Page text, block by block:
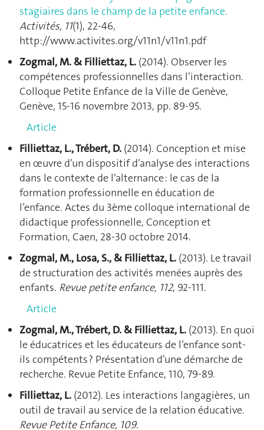
stagiaires dans le champ de la petite enfance.
Activités, 11(1), 22-46,
http://www.activites.org/v11n1/v11n1.pdf
Zogmal, M. & Filliettaz, L. (2014). Observer les
compétences professionnelles dans l’interaction.
Colloque Petite Enfance de la Ville de Genève,
Genève, 15-16 novembre 2013, pp. 89-95.
Article
Filliettaz, L., Trébert, D. (2014). Conception et mise
en œuvre d’un dispositif d’analyse des interactions
dans le contexte de l’alternance : le cas de la
formation professionnelle en éducation de
l’enfance. Actes du 3ème colloque international de
didactique professionnelle, Conception et
Formation, Caen, 28-30 octobre 2014.
Zogmal, M., Losa, S., & Filliettaz, L. (2013). Le travail
de structuration des activités menées auprès des
enfants. Revue petite enfance, 112, 92-111.
Article
Zogmal, M., Trébert, D. & Filliettaz, L. (2013). En quoi
le éducatrices et les éducateurs de l’enfance sont-
ils compétents ? Présentation d’une démarche de
recherche. Revue Petite Enfance, 110, 79-89.
Filliettaz, L. (2012). Les interactions langagières, un
outil de travail au service de la relation éducative.
Revue Petite Enfance, 109.